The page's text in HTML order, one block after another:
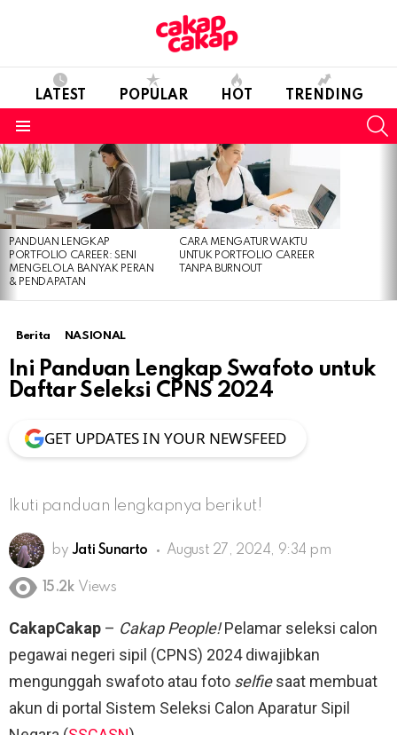
LATEST POPULAR HOT TRENDING
LATEST
STORIES
PANDUAN LENGKAP
PORTFOLIO CAREER: SENI
MENGELOLA BANYAK PERAN
& PENDAPATAN
CARA MENGATUR WAKTU
UNTUK PORTFOLIO CAREER
TANPA BURNOUT
Berita NASIONAL
Ini Panduan Lengkap Swafoto untuk
Daftar Seleksi CPNS 2024
GET UPDATES IN YOUR NEWSFEED
Ikuti panduan lengkapnya berikut!
by Jati Sunarto August 27, 2024, 9:34 pm
15.2k Views
CakapCakap – Cakap People!Pelamar seleksi calon
pegawai negeri sipil (CPNS) 2024 diwajibkan
mengunggah swafoto atau foto selfiesaat membuat
akun di portal Sistem Seleksi Calon Aparatur Sipil